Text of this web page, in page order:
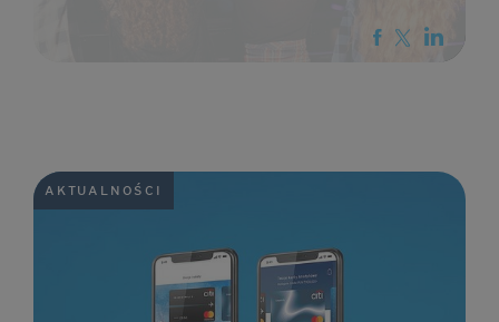
AKTUALNOŚCI